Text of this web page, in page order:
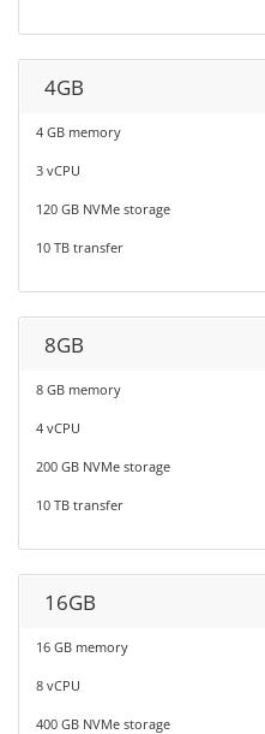
4GB
4 GB memory
3 vCPU
120 GB NVMe storage
10 TB transfer
8GB
8 GB memory
4 vCPU
200 GB NVMe storage
10 TB transfer
16GB
16 GB memory
8 vCPU
400 GB NVMe storage